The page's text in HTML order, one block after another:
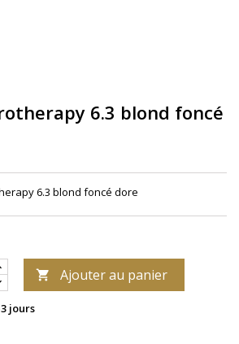
6.3 blond foncé
6.3 blond foncé dore
 Ajouter au panier
jours